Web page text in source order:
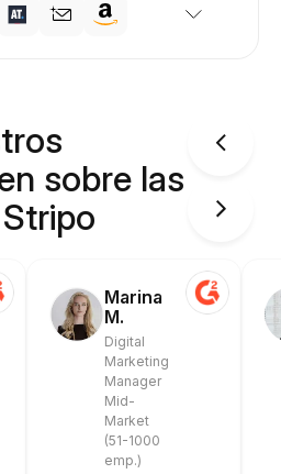
sobre las
Marina
M.
Digital
Marketing
Manager
Mid-
Market
(51-1000
emp.)